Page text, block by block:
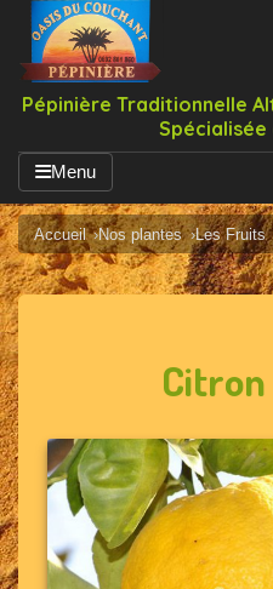
Pépinière Traditionnelle
Menu
Accueil Nos plantes Les Fruits